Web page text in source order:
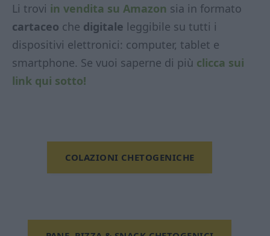
Li trovi in vendita su Amazon sia in formato
cartaceo che digitale leggibile su tutti i
dispositivi elettronici: computer, tablet e
smartphone. Se vuoi saperne di più clicca sui
link qui sotto!
COLAZIONI CHETOGENICHE